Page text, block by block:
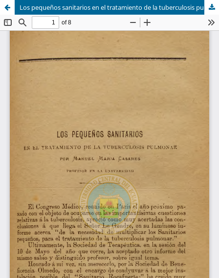
Los pequeños sanitarios en el tratamiento de la tuberculosis pulmonar